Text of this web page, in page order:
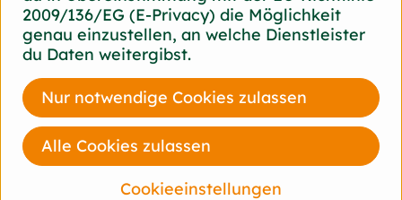
Molkerei Söbbeke GmbH
D 48599 Gronau-Epe
Söbbeke: Bio-Genuss aus dem Münsterland
Seit der Gründung der Biomolkerei Söbbeke
1988 durch Paul Söbbeke heißt es: Bio aus
Leidenschaft. Mit Herzblut und Begeisterung
produziert die Biomolkerei Söbbeke aus Gronau
im Münsterland seit über 35 Jahren hochwertige
und genussvolle Bio-Produkte – ohne
2009/136/EG (E-Privacy) die Möglichkeit
genau einzustellen, an welche Dienstleister
du Daten weitergibst.
Cookieeinstellungen
Nur notwendige Cookies zulassen
Alle Cookies zulassen